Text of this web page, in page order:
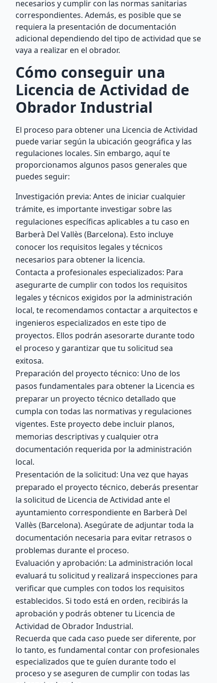
necesarios y cumplir con las normas sanitarias
correspondientes. Además, es posible que se
requiera la presentación de documentación
adicional dependiendo del tipo de actividad que se
vaya a realizar en el obrador.
Cómo conseguir una
Licencia de Actividad de
Obrador Industrial
El proceso para obtener una Licencia de Actividad
puede variar según la ubicación geográfica y las
regulaciones locales. Sin embargo, aquí te
proporcionamos algunos pasos generales que
puedes seguir:
Investigación previa: Antes de iniciar cualquier
trámite, es importante investigar sobre las
regulaciones específicas aplicables a tu caso en
Barberà Del Vallès (Barcelona). Esto incluye
conocer los requisitos legales y técnicos
necesarios para obtener la licencia.
Contacta a profesionales especializados: Para
asegurarte de cumplir con todos los requisitos
legales y técnicos exigidos por la administración
local, te recomendamos contactar a arquitectos e
ingenieros especializados en este tipo de
proyectos. Ellos podrán asesorarte durante todo
el proceso y garantizar que tu solicitud sea
exitosa.
Preparación del proyecto técnico: Uno de los
pasos fundamentales para obtener la Licencia es
preparar un proyecto técnico detallado que
cumpla con todas las normativas y regulaciones
vigentes. Este proyecto debe incluir planos,
memorias descriptivas y cualquier otra
documentación requerida por la administración
local.
Presentación de la solicitud: Una vez que hayas
preparado el proyecto técnico, deberás presentar
la solicitud de Licencia de Actividad ante el
ayuntamiento correspondiente en Barberà Del
Vallès (Barcelona). Asegúrate de adjuntar toda la
documentación necesaria para evitar retrasos o
problemas durante el proceso.
Evaluación y aprobación: La administración local
evaluará tu solicitud y realizará inspecciones para
verificar que cumples con todos los requisitos
establecidos. Si todo está en orden, recibirás la
aprobación y podrás obtener tu Licencia de
Actividad de Obrador Industrial.
Recuerda que cada caso puede ser diferente, por
lo tanto, es fundamental contar con profesionales
especializados que te guíen durante todo el
proceso y se aseguren de cumplir con todas las